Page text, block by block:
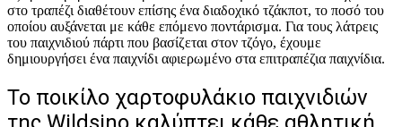
στο τραπέζι διαθέτουν επίσης ένα διαδοχικό τζάκποτ, το ποσό του
οποίου αυξάνεται με κάθε επόμενο ποντάρισμα. Για τους λάτρεις
του παιχνιδιού πάρτι που βασίζεται στον τζόγο, έχουμε
δημιουργήσει ένα παιχνίδι αφιερωμένο στα επιτραπέζια παιχνίδια.
Το ποικίλο χαρτοφυλάκιο παιχνιδιών